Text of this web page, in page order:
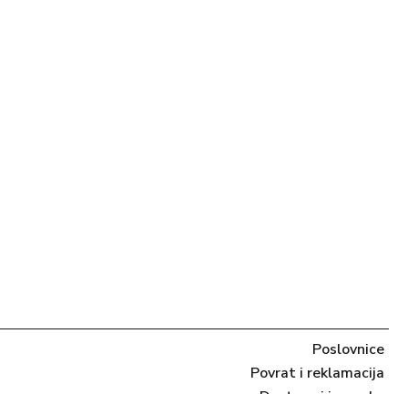
Poslovnice
Povrat i reklamacija